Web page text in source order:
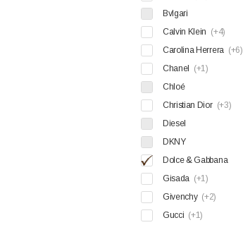
Bvlgari
Calvin Klein (+4)
Carolina Herrera (+6)
Chanel
(+1)
Chloé
Christian Dior (+3)
Diesel
DKNY
Dolce & Gabbana
Gisada (+1)
Givenchy (+2)
Gucci (+1)